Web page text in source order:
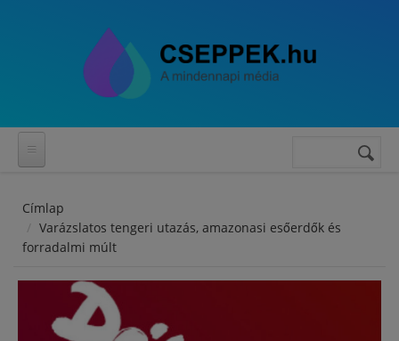
Keresés
Címlap
Varázslatos tengeri utazás, amazonasi esőerdők és
forradalmi múlt